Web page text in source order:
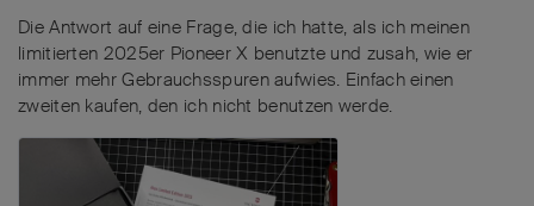
Die Antwort auf eine Frage, die ich hatte, als ich meinen
limitierten 2025er Pioneer X benutzte und zusah, wie er
immer mehr Gebrauchsspuren aufwies. Einfach einen
zweiten kaufen, den ich nicht benutzen werde.